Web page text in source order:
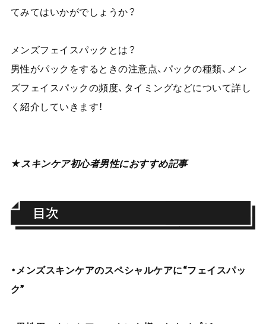
てみてはいかがでしょうか？
メンズフェイスパックとは？
男性がパックをするときの注意点、パックの種類、メン
ズフェイスパックの頻度、タイミングなどについて詳し
く紹介していきます！
★スキンケア初心者男性におすすめ記事
・メンズスキンケアのスペシャルケアに“フェイスパッ
ク”